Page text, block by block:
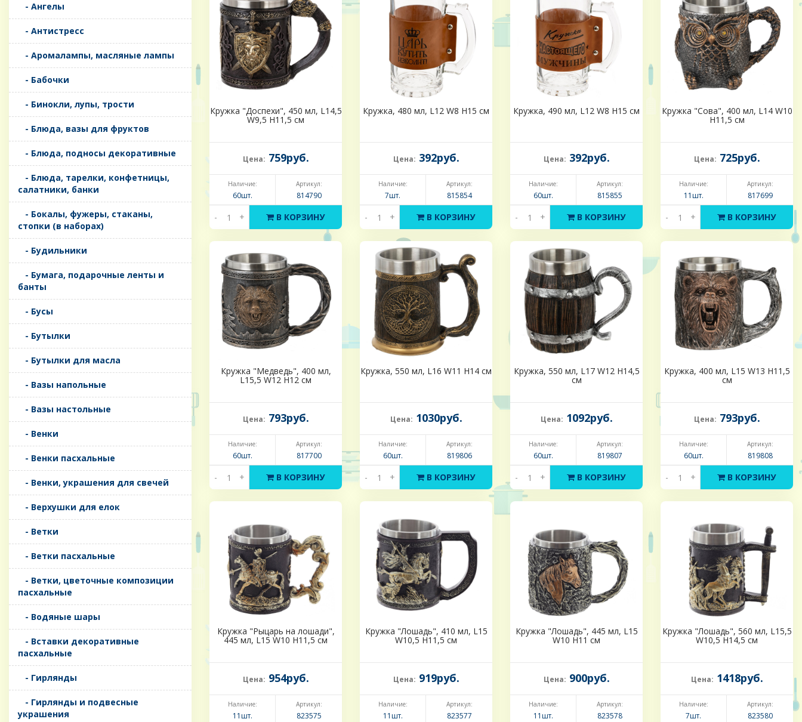
- Ангелы
- Антистресс
- Аромалампы, масляные лампы
- Бабочки
- Бинокли, лупы, трости
- Блюда, вазы для фруктов
- Блюда, подносы декоративные
- Блюда, тарелки, конфетницы,
салатники, банки
- Бокалы, фужеры, стаканы,
стопки (в наборах)
- Будильники
- Бумага, подарочные ленты и
банты
- Бусы
- Бутылки
- Бутылки для масла
- Вазы напольные
- Вазы настольные
- Венки
- Венки пасхальные
- Венки, украшения для свечей
- Верхушки для елок
- Ветки
- Ветки пасхальные
- Ветки, цветочные композиции
пасхальные
- Водяные шары
- Вставки декоративные
пасхальные
- Гирлянды
- Гирлянды и подвесные
украшения
Кружка "Доспехи", 450 мл, L14,5
W9,5 H11,5 см
Цена: 759руб.
Наличие:
60шт.
Артикул:
814790
- + В КОРЗИНУ
Кружка, 480 мл, L12 W8 H15 см
Цена: 392руб.
Наличие:
7шт.
Артикул:
815854
- + В КОРЗИНУ
Кружка, 490 мл, L12 W8 H15 см
Цена: 392руб.
Наличие:
60шт.
Артикул:
815855
- + В КОРЗИНУ
Кружка "Сова", 400 мл, L14 W10
H11,5 см
Цена: 725руб.
Наличие:
11шт.
Артикул:
817699
- + В КОРЗИНУ
Кружка "Медведь", 400 мл,
L15,5 W12 H12 см
Цена: 793руб.
Наличие:
60шт.
Артикул:
817700
- + В КОРЗИНУ
Кружка, 550 мл, L16 W11 H14 см
Цена: 1030руб.
Наличие:
60шт.
Артикул:
819806
- + В КОРЗИНУ
Кружка, 550 мл, L17 W12 H14,5
см
Цена: 1092руб.
Наличие:
60шт.
Артикул:
819807
- + В КОРЗИНУ
Кружка, 400 мл, L15 W13 H11,5
см
Цена: 793руб.
Наличие:
60шт.
Артикул:
819808
- + В КОРЗИНУ
Кружка "Рыцарь на лошади",
445 мл, L15 W10 H11,5 см
Цена: 954руб.
Наличие:
11шт.
Артикул:
823575
Кружка "Лошадь", 410 мл, L15
W10,5 H11,5 см
Цена: 919руб.
Наличие:
11шт.
Артикул:
823577
Кружка "Лошадь", 445 мл, L15
W10 H11 см
Цена: 900руб.
Наличие:
11шт.
Артикул:
823578
Кружка "Лошадь", 560 мл, L15,5
W10,5 H14,5 см
Цена: 1418руб.
Наличие:
7шт.
Артикул:
823580